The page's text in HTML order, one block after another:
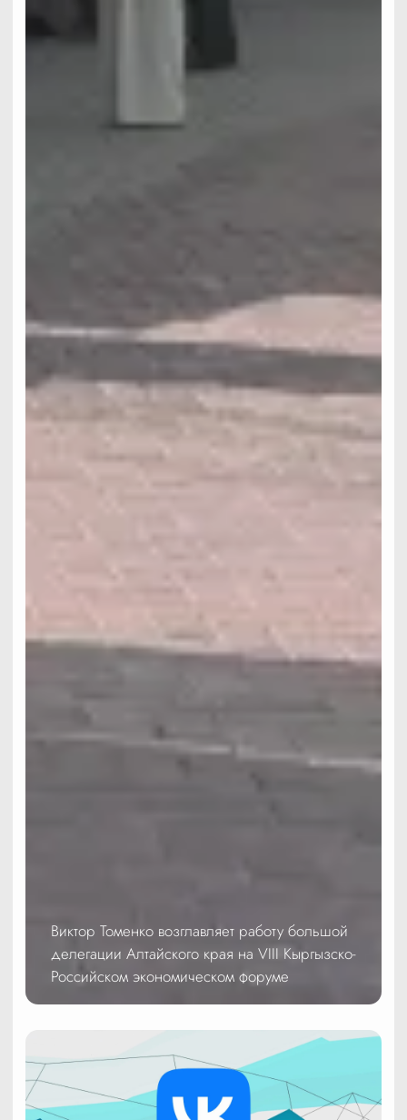
Виктор Томенко возглавляет работу большой
делегации Алтайского края на VIII Кыргызско-
Российском экономическом форуме